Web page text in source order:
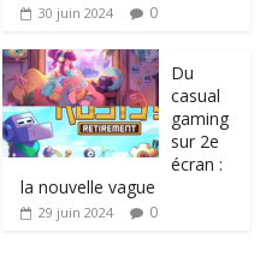
30 juin 2024 0
Du
casual
gaming
sur 2e
écran :
la nouvelle vague
29 juin 2024 0